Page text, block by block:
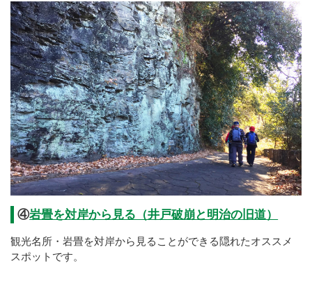
④岩畳を対岸から見る（井戸破崩と明治の旧道）
観光名所・岩畳を対岸から見ることができる隠れたオススメ
スポットです。